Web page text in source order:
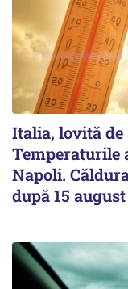
Italia, lovită de
Temperaturile
Napoli.
după 15 august